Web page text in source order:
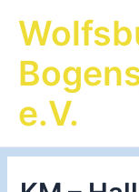
Inhalt
e.V.